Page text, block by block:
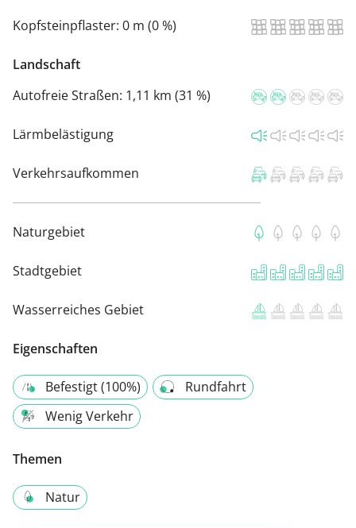
Kopfsteinpflaster: 0 m (0 %)
Landschaft
Autofreie Straßen: 1,11 km (31 %)
Lärmbelästigung
Verkehrsaufkommen
Naturgebiet
Stadtgebiet
Wasserreiches Gebiet
Eigenschaften
Befestigt (100%)
Rundfahrt
Wenig Verkehr
Themen
Natur